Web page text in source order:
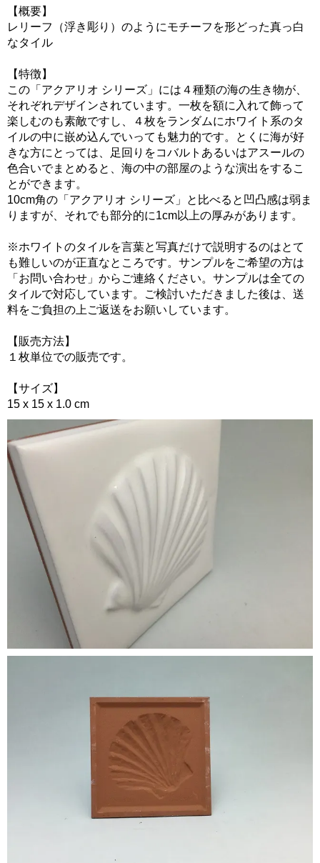
【概要】
レリーフ（浮き彫り）のようにモチーフを形どった真っ白
なタイル
【特徴】
この「アクアリオ シリーズ」には４種類の海の生き物が、
それぞれデザインされています。一枚を額に入れて飾って
楽しむのも素敵ですし、４枚をランダムにホワイト系のタ
イルの中に嵌め込んでいっても魅力的です。とくに海が好
きな方にとっては、足回りをコバルトあるいはアスールの
色合いでまとめると、海の中の部屋のような演出をするこ
とができます。
10cm角の「アクアリオ シリーズ」と比べると凹凸感は弱ま
りますが、それでも部分的に1cm以上の厚みがあります。
※ホワイトのタイルを言葉と写真だけで説明するのはとて
も難しいのが正直なところです。サンプルをご希望の方は
「お問い合わせ」からご連絡ください。サンプルは全ての
タイルで対応しています。ご検討いただきました後は、送
料をご負担の上ご返送をお願いしています。
【販売方法】
１枚単位での販売です。
【サイズ】
15 x 15 x 1.0 cm